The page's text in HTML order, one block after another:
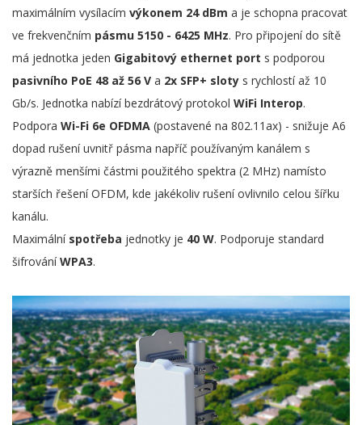
maximálním vysílacím výkonem 24 dBm a je schopna pracovat
ve frekvenčním pásmu 5150 - 6425 MHz. Pro připojení do sítě
má jednotka jeden Gigabitový ethernet port s podporou
pasivního PoE 48 až 56 V a 2x SFP+ sloty s rychlostí až 10
Gb/s. Jednotka nabízí bezdrátový protokol WiFi Interop.
Podpora Wi-Fi 6e OFDMA (postavené na 802.11ax) - snižuje A6
dopad rušení uvnitř pásma napříč používaným kanálem s
výrazně menšími částmi použitého spektra (2 MHz) namísto
starších řešení OFDM, kde jakékoliv rušení ovlivnilo celou šířku
kanálu.
Maximální spotřeba jednotky je 40 W. Podporuje standard
šifrováníWPA3.